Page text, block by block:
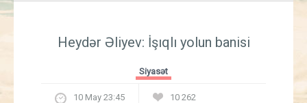
İqtisadiyyat
Heydər Əliyev: İşıqlı yolun banisi
Siyasət
10 May 23:45 10 262